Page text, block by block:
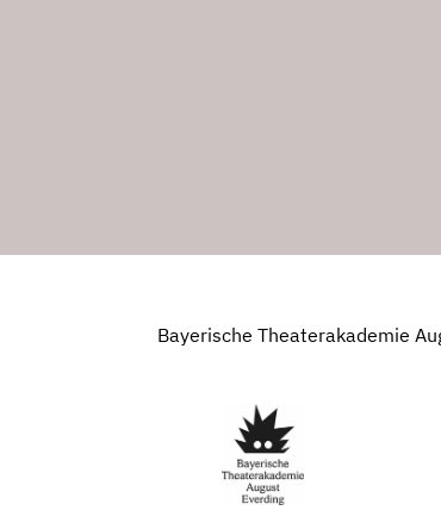
Bayerische Theaterakademie